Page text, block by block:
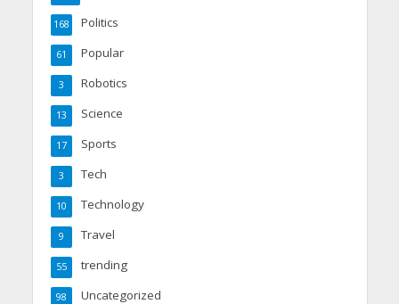
Politics
168
Popular
61
Robotics
3
Science
13
Sports
17
Tech
3
Technology
10
Travel
9
trending
55
Uncategorized
98